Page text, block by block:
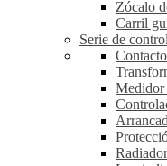
Zócalo
Carril
Serie de
Medidor